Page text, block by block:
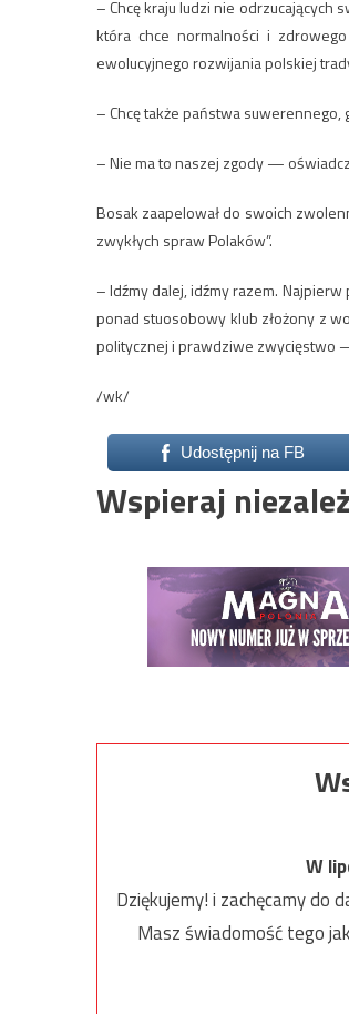
– Chcę kraju ludzi nie odrzucających
która chce normalności i
ewolucyjnego rozwijania polskiej
– Chcę także państwa
– Nie ma to naszej zgody —
Bosak zaapelował do swoich
zwykłych spraw Polaków”.
– Idźmy dalej, idźmy razem.
ponad stuosobowy klub złożony z
politycznej i prawdziwe zwycięstwo
/wk/
Udostępnij na FB
Wspieraj
W
Dziękujemy! i zachęcamy do
Masz świadomość tego